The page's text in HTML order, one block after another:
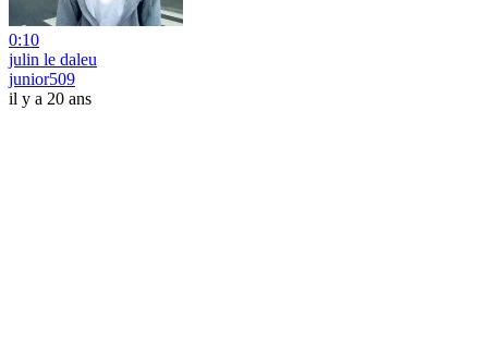
0:10
julin le daleu
junior509
il y a 20 ans